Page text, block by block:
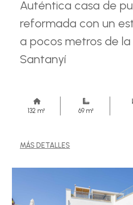
Auténtica casa de
reformada con un
a pocos metros de
Santanyí
132 m² 69 m²
MÁS DETALLES